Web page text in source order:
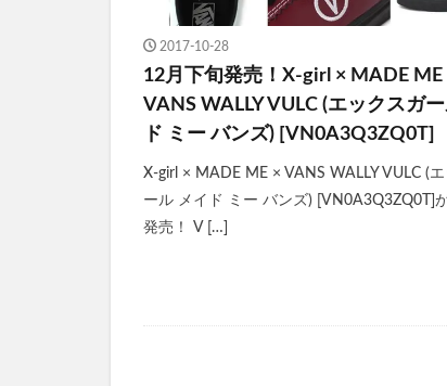
2017-10-28
12月下旬発売！X-girl × MADE ME
VANS WALLY VULC (エックスガ
ド ミー バンズ) [VN0A3Q3ZQ0T]
X-girl × MADE ME × VANS WALLY VULC (
ール メイド ミー バンズ) [VN0A3Q3ZQ0T]
発売！ V […]